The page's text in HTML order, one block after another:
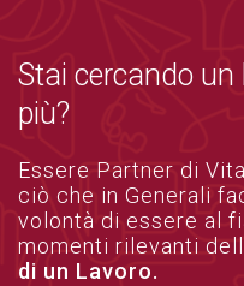
Stai cercando un
più?
Essere Partner di
ciò che in Generali
volontà di essere al
momenti rilevanti
di un Lavoro.